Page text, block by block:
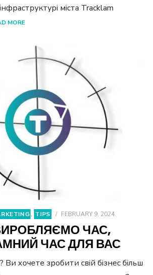
міста Tracklam
MORE
, TIPS / FEBRUARY 9, 2024
ЧАС,
ЧАС ДЛЯ ВАС
Ви хочете зробити свій бізнес більш